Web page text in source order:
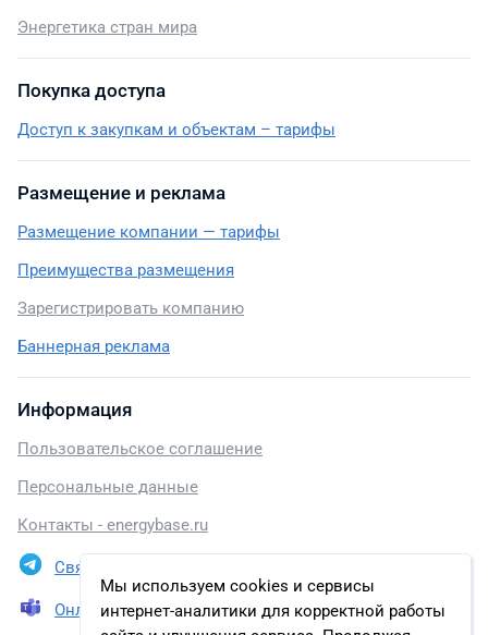
Мы используем cookies и сервисы
интернет-аналитики для корректной работы
Энергетика стран мира
Покупка доступа
Доступ к закупкам и объектам – тарифы
Размещение и реклама
Размещение компании — тарифы
Преимущества размещения
Зарегистрировать компанию
Баннерная реклама
Информация
Пользовательское соглашение
Персональные данные
Контакты - energybase.ru
Связаться в Telegram
Онлайн презентация